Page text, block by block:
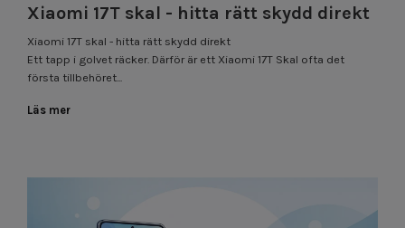
Xiaomi 17T skal - hitta rätt skydd direkt
Xiaomi 17T skal - hitta rätt skydd direkt
Ett tapp i golvet räcker. Därför är ett Xiaomi 17T Skal ofta det
första tillbehöret...
Läs mer